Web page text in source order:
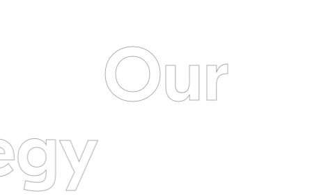
Our